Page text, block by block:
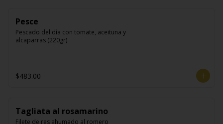
Pesce
Pescado del día con tomate, aceituna y
alcaparras (220gr)
$483.00
Tagliata al rosamarino
Filete de res ahumado al romero